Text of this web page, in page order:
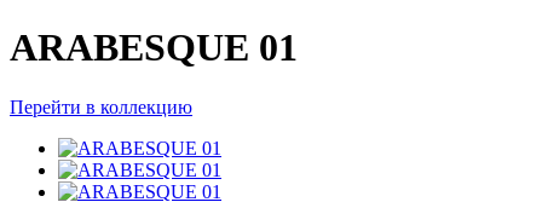
ARABESQUE 01
Перейти в коллекцию